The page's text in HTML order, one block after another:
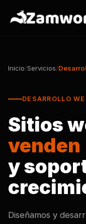
Inicio/Servicios/
DESARROLLO
Sitios
venden
y
Diseñamos y